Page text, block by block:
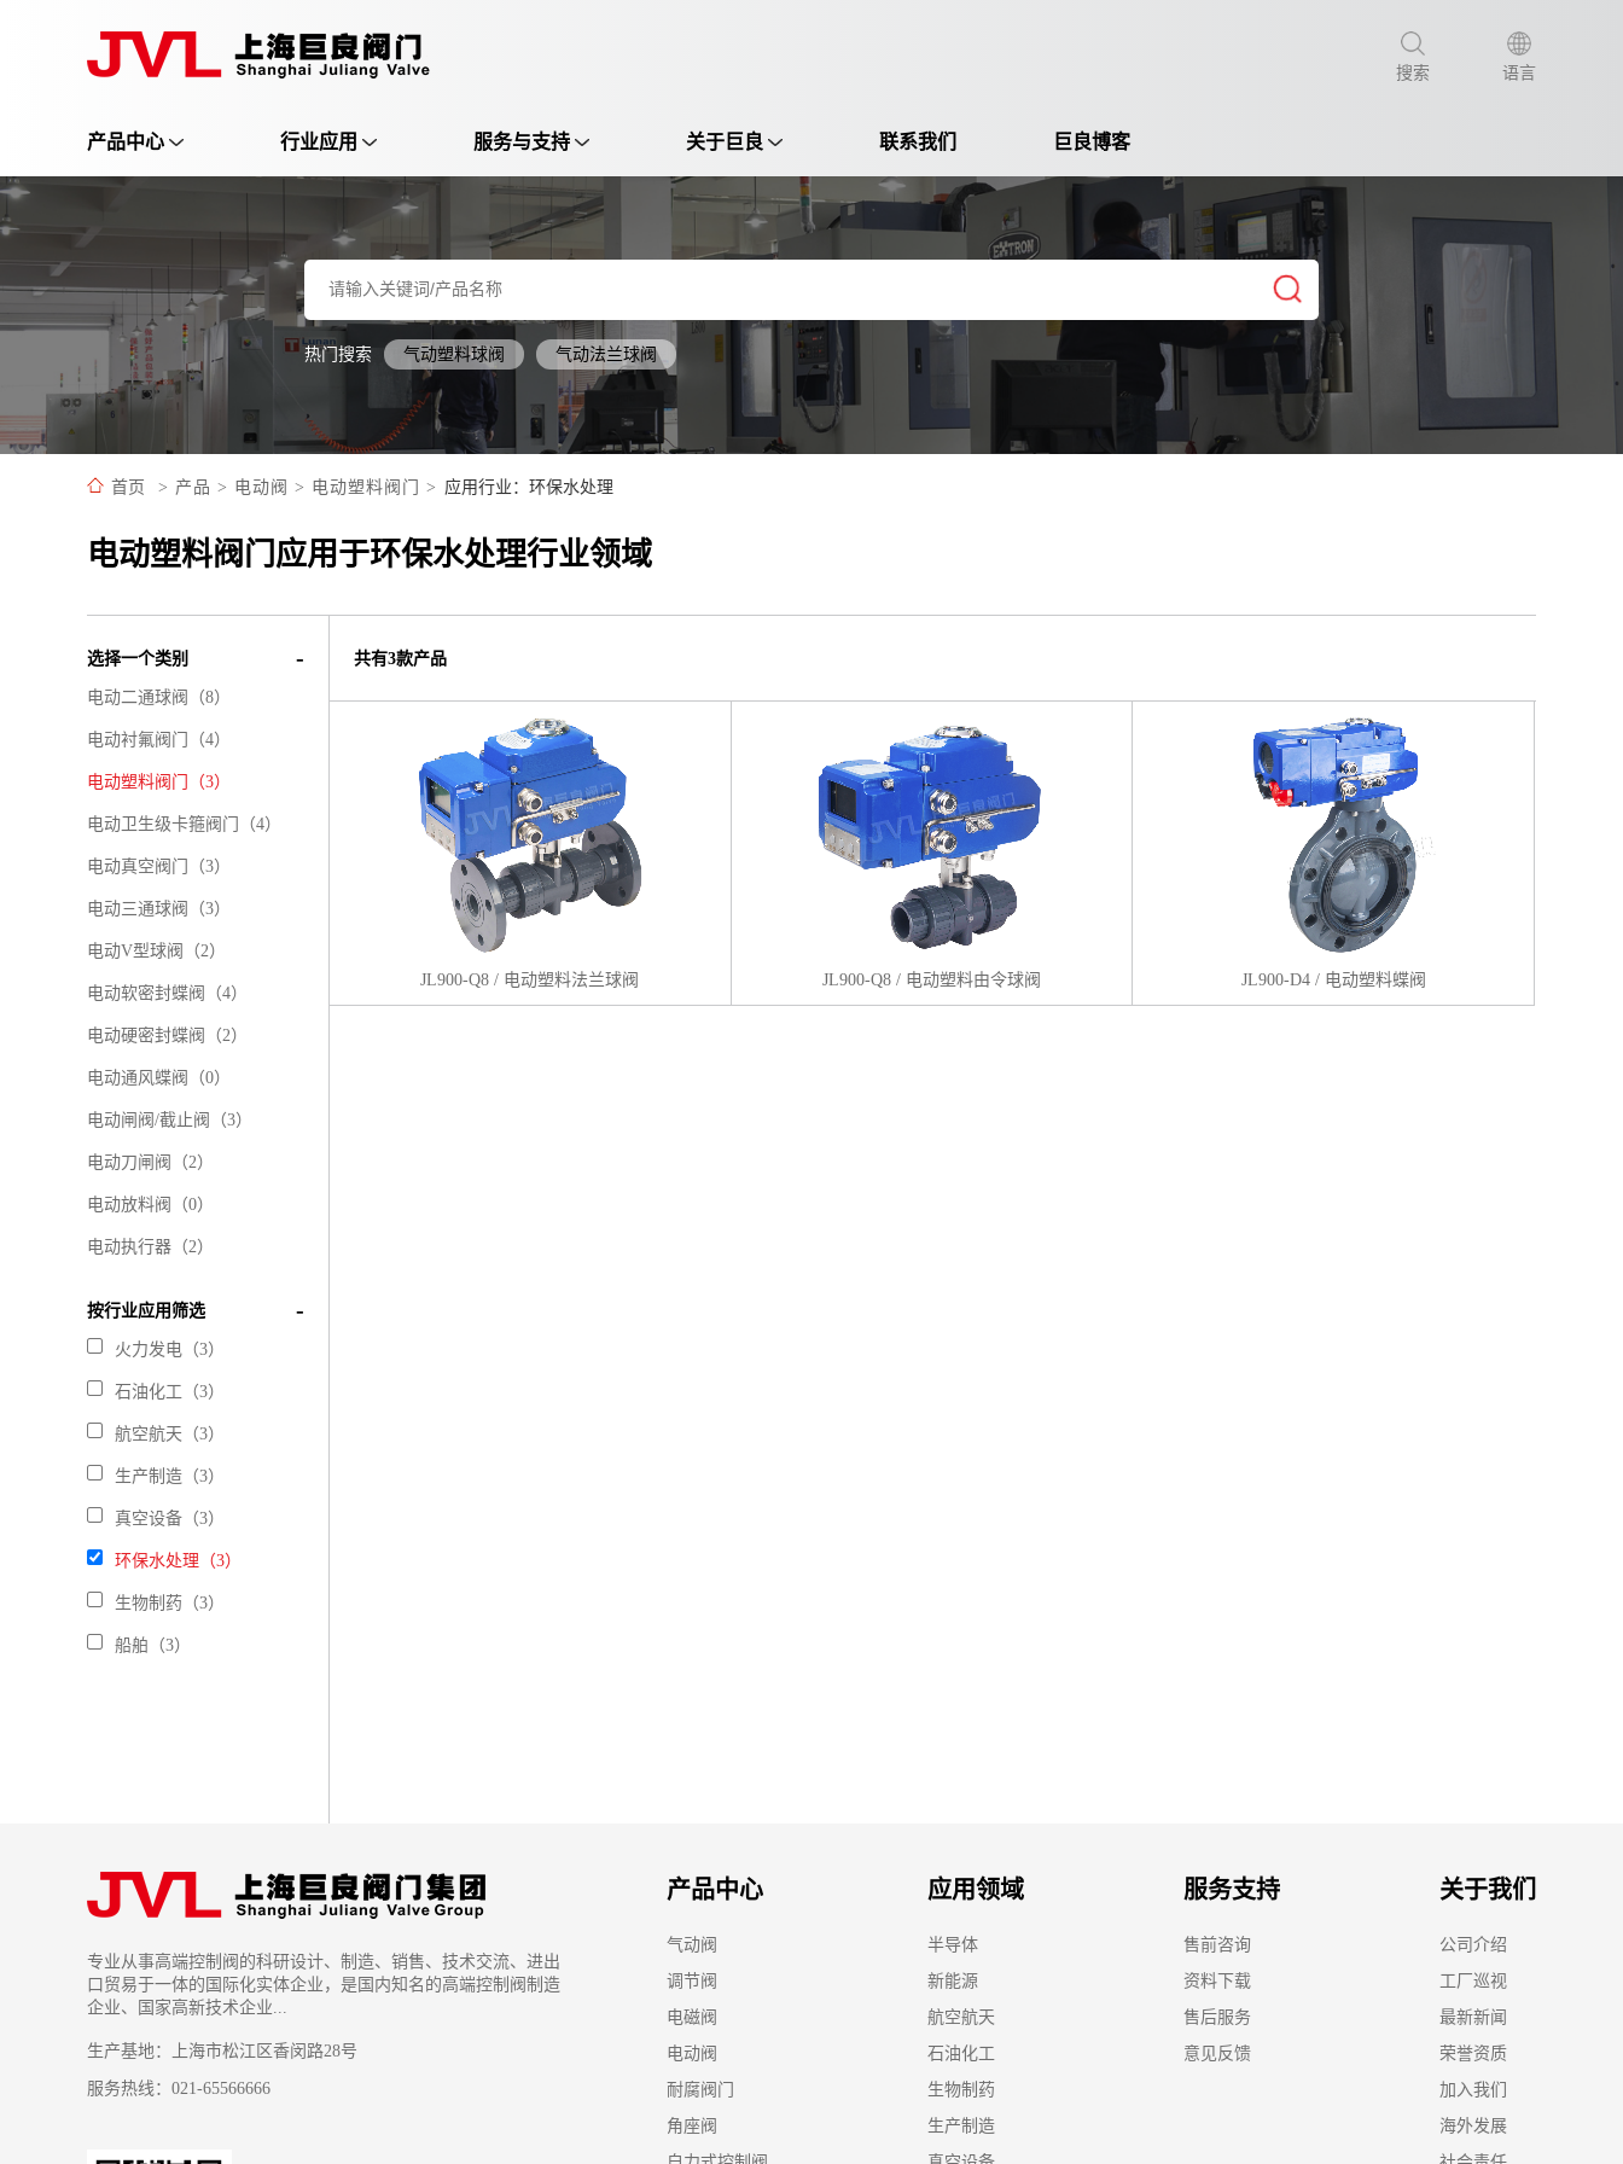
搜索 语言
产品中心 行业应用 服务与支持 关于巨良 联系我们 巨良博客
选择语言:
中文 / Chinese
热门搜索 气动塑料球阀 气动法兰球阀
首页 > 产品 > 电动阀 > 电动塑料阀门 > 应用行业：环保水处理
电动塑料阀门应用于环保水处理行业领域
选择一个类别
电动二通球阀（8）
电动衬氟阀门（4）
电动塑料阀门（3）
电动卫生级卡箍阀门（4）
电动真空阀门（3）
电动三通球阀（3）
电动V型球阀（2）
电动软密封蝶阀（4）
电动硬密封蝶阀（2）
电动通风蝶阀（0）
电动闸阀/截止阀（3）
电动刀闸阀（2）
电动放料阀（0）
电动执行器（2）
按行业应用筛选
火力发电（3）
石油化工（3）
航空航天（3）
生产制造（3）
真空设备（3）
环保水处理（3）
生物制药（3）
船舶（3）
共有3款产品
JL900-Q8 / 电动塑料法兰球阀 JL900-Q8 / 电动塑料由令球阀 JL900-D4 / 电动塑料蝶阀
专业从事高端控制阀的科研设计、制造、销售、技术交流、进出
口贸易于一体的国际化实体企业，是国内知名的高端控制阀制造
企业、国家高新技术企业...
生产基地：上海市松江区香闵路28号
服务热线：021-65566666
产品中心
气动阀
调节阀
电磁阀
电动阀
耐腐阀门
角座阀
应用领域
半导体
新能源
航空航天
石油化工
生物制药
生产制造
服务支持
售前咨询
资料下载
售后服务
意见反馈
关于我们
公司介绍
工厂巡视
最新新闻
荣誉资质
加入我们
海外发展